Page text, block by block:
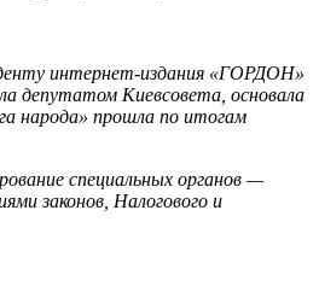
ин­тер­нет-издания «ГОРДОН»
депутатом Киевсовета, основала
народа» прошла по итогам
специальных органов —
законов, Налогового и